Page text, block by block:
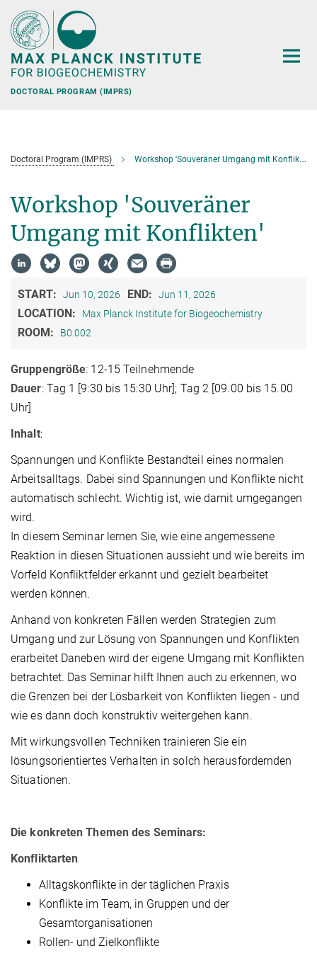
Main-
Content
DOCTORAL PROGRAM (IMPRS)
Doctoral Program (IMPRS) Workshop 'Souveräner Umgang mit Konflikten'
Workshop 'Souveräner
Umgang mit Konflikten'
START: Jun 10, 2026 END: Jun 11, 2026
LOCATION: Max Planck Institute for Biogeochemistry
ROOM: B0.002
Gruppengröße: 12-15 Teilnehmende
Dauer: Tag 1 [9:30 bis 15:30 Uhr]; Tag 2 [09.00 bis 15.00
Uhr]
Inhalt:
Spannungen und Konflikte Bestandteil eines normalen
Arbeitsalltags. Dabei sind Spannungen und Konflikte nicht
automatisch schlecht. Wichtig ist, wie damit umgegangen
wird.
In diesem Seminar lernen Sie, wie eine angemessene
Reaktion in diesen Situationen aussieht und wie bereits im
Vorfeld Konfliktfelder erkannt und gezielt bearbeitet
werden können.
Anhand von konkreten Fällen werden Strategien zum
Umgang und zur Lösung von Spannungen und Konflikten
erarbeitet Daneben wird der eigene Umgang mit Konflikten
betrachtet. Das Seminar hilft Ihnen auch zu erkennen, wo
die Grenzen bei der Lösbarkeit von Konflikten liegen - und
wie es dann doch konstruktiv weitergehen kann.
Mit wirkungsvollen Techniken trainieren Sie ein
lösungsorientiertes Verhalten in solch herausfordernden
Situationen.
Die konkreten Themen des Seminars:
Konfliktarten
Alltagskonflikte in der täglichen Praxis
Konflikte im Team, in Gruppen und der
Gesamtorganisationen
Rollen- und Zielkonflikte